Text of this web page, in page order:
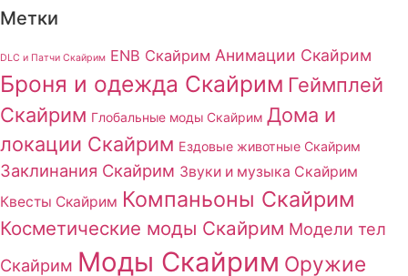
Метки
DLC и Патчи Скайрим ENB Скайрим Анимации Скайрим
Броня и одежда Скайрим Геймплей
Скайрим Глобальные моды Скайрим Дома и
локации Скайрим Ездовые животные Скайрим
Заклинания Скайрим Звуки и музыка Скайрим
Квесты Скайрим Компаньоны Скайрим
Косметические моды Скайрим Модели тел
Скайрим Моды Скайрим Оружие